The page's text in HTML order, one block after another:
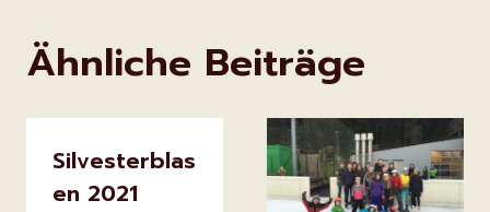
Ähnliche Beiträge
Silvesterblas
en 2021